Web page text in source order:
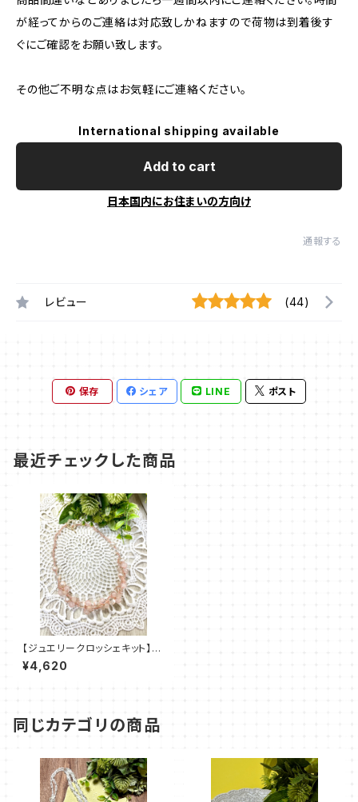
が経ってからのご連絡は対応致しかねますので荷物は到着後す
ぐにご確認をお願い致します。
その他ご不明な点はお気軽にご連絡ください。
International shipping available
Add to cart
日本国内にお住まいの方向け
通報する
レビュー (44)
保存 シェア LINE ポスト
最近チェックした商品
【ジュエリークロッシェキット】ペ
レンクロッシェ《SAKURA 》am
u＋塩川千映子
¥4,620
同じカテゴリの商品